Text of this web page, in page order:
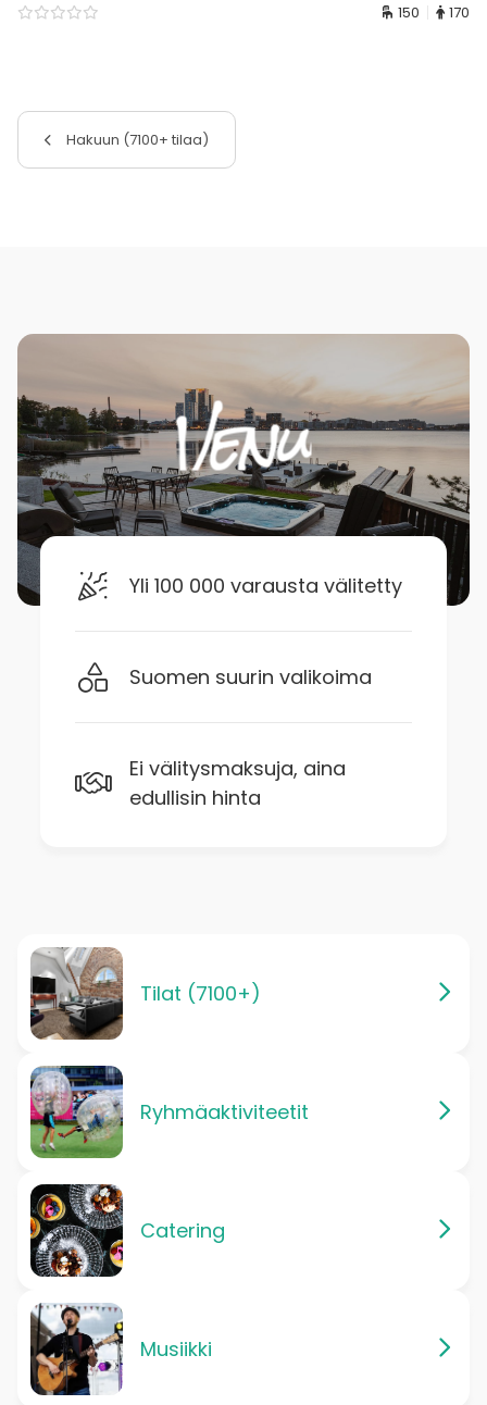
150 170
Hakuun (7100+ tilaa)
Yli 100 000 varausta välitetty
Suomen suurin valikoima
Ei välitysmaksuja, aina
edullisin hinta
Tilat (7100+)
Ryhmäaktiviteetit
Catering
Musiikki